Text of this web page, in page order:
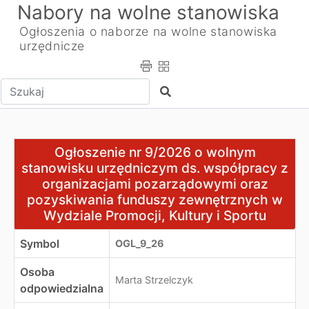
Nabory na wolne stanowiska
Ogłoszenia o naborze na wolne stanowiska
urzędnicze
Wpisz tekst do wyszukania Szukaj
Ogłoszenie nr 9/2026 o wolnym stanowisku
Ogłoszenie nr 9/2026 o wolnym
stanowisku urzędniczym ds. współpracy z
organizacjami pozarządowymi oraz
pozyskiwania funduszy zewnętrznych w
Wydziale Promocji, Kultury i Sportu
Symbol OGL_9_26
Osoba
odpowiedzialna
Marta Strzelczyk